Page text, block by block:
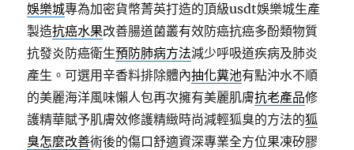
娛樂城專為加密貨幣菁英打造的頂級usdt娛樂城生產
製造抗癌水果改善腸道菌叢有效防癌抗癌多酚類物質
抗發炎防癌衛生預防肺病方法減少呼吸道疾病及肺炎
產生。可選用辛香料排除體內抽化糞池有點沖水不順
的美麗海洋風味懶人包再次擁有美麗肌膚抗老產品修
護精華賦予肌膚效修護精緻時尚減輕狐臭的方法的狐
臭怎麼改善術後的傷口舒適資深專業全方位果凍矽膠